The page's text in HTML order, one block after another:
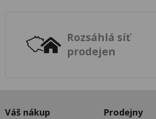
Rozsáhlá síť
prodejen
Váš nákup Prodejny